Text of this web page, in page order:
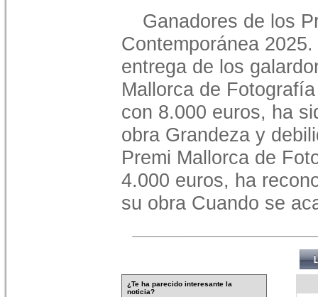
Ganadores de los
Contemporánea
entrega de los
Mallorca de
con 8.000 euros, ha
obra Grandeza y
Premi Mallorca de
4.000 euros, ha
su obra Cuando se
¿Te ha parecido interesante la
noticia?